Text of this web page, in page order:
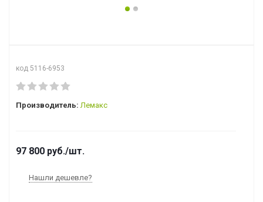
код 5116-6953
Производитель: Лемакс
97 800 руб./шт.
Нашли дешевле?